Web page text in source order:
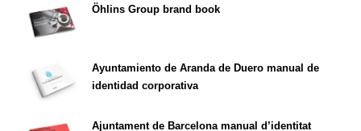
Öhlins Group brand book
Ayuntamiento de Aranda de Duero manual de
identidad corporativa
Ajuntament de Barcelona manual d’identitat